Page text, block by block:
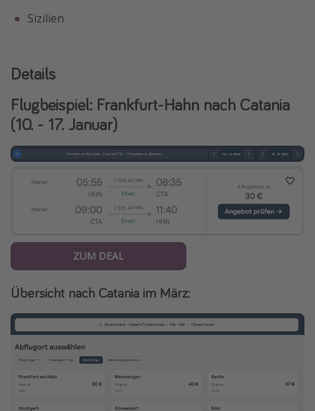
Sizilien
Details
Flugbeispiel: Frankfurt-Hahn nach Catania
(10. - 17. Januar)
ZUM DEAL
Übersicht nach Catania im März: